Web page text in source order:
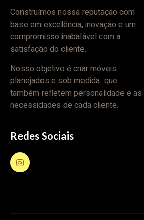
Construímos nossa reputação com
base em excelência, inovação e um
compromisso inabalável com a
satisfação do cliente.
Nosso objetivo é criar móveis
planejados e sob medida que
também refletem personalidade e as
necessidades de cada cliente.
Redes Sociais